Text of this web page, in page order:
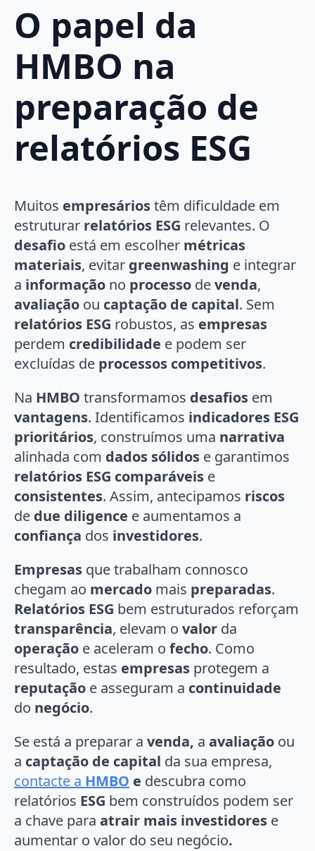
O papel da
HMBO na
preparação de
relatórios ESG
Muitos empresáriostêm dificuldade em
estruturar relatórios ESG relevantes. O
desafio está em escolher métricas
materiais, evitar greenwashing e integrar
a informação no processo devenda,
avaliação ou captação de capital. Sem
relatórios ESG robustos, as empresas
perdem credibilidade e podem ser
excluídas de processos competitivos.
Na HMBO transformamos desafios em
vantagens. Identificamos indicadores ESG
prioritários, construímos uma narrativa
alinhada com dados sólidos e garantimos
relatórios ESG comparáveis e
consistentes. Assim, antecipamos riscos
de due diligence e aumentamos a
confiança dos investidores.
Empresas que trabalham connosco
chegam ao mercado mais preparadas.
Relatórios ESG bem estruturados reforçam
transparência, elevam o valor da
operação e aceleram o fecho. Como
resultado, estas empresas protegem a
reputação e asseguram a continuidade
do negócio.
Se está a preparar a venda, a avaliação ou
a captação de capital da sua empresa,
contacte a HMBO e descubra como
relatórios ESG bem construídos podem ser
a chave para atrair mais investidores e
aumentar o valor do seu negócio.